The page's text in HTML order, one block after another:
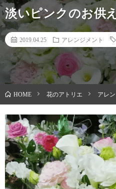
淡いピンクのお供
2019.04.25 アレンジメント
HOME 花のアトリエ アレ